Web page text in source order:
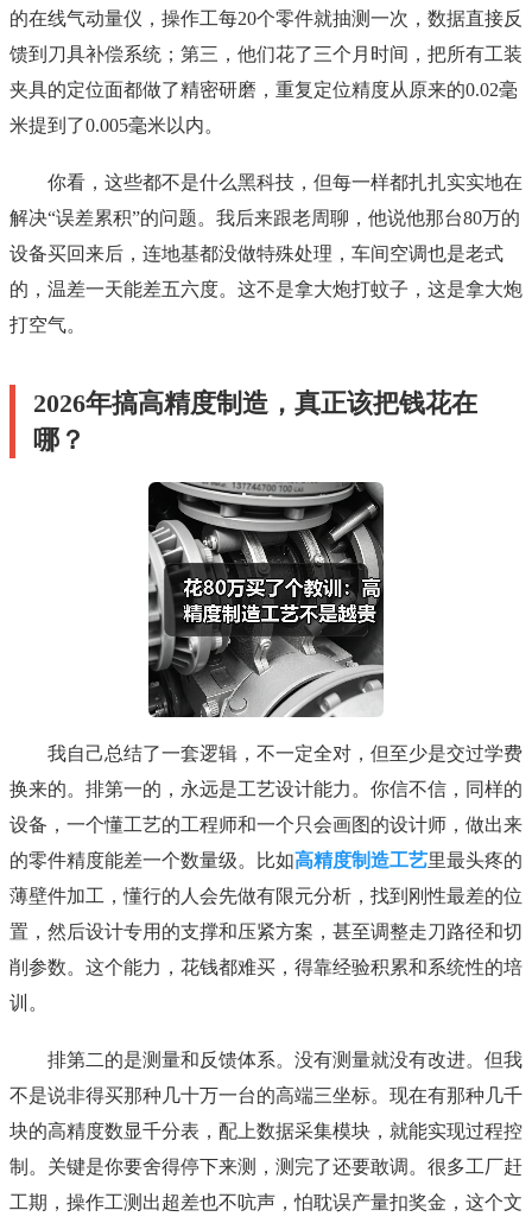
的在线气动量仪，操作工每20个零件就抽测一次，数据直接反
馈到刀具补偿系统；第三，他们花了三个月时间，把所有工装
夹具的定位面都做了精密研磨，重复定位精度从原来的0.02毫
米提到了0.005毫米以内。
你看，这些都不是什么黑科技，但每一样都扎扎实实地在
解决“误差累积”的问题。我后来跟老周聊，他说他那台80万的
设备买回来后，连地基都没做特殊处理，车间空调也是老式
的，温差一天能差五六度。这不是拿大炮打蚊子，这是拿大炮
打空气。
2026年搞高精度制造，真正该把钱花在
哪？
我自己总结了一套逻辑，不一定全对，但至少是交过学费
换来的。排第一的，永远是工艺设计能力。你信不信，同样的
设备，一个懂工艺的工程师和一个只会画图的设计师，做出来
的零件精度能差一个数量级。比如高精度制造工艺里最头疼的
薄壁件加工，懂行的人会先做有限元分析，找到刚性最差的位
置，然后设计专用的支撑和压紧方案，甚至调整走刀路径和切
削参数。这个能力，花钱都难买，得靠经验积累和系统性的培
训。
排第二的是测量和反馈体系。没有测量就没有改进。但我
不是说非得买那种几十万一台的高端三坐标。现在有那种几千
块的高精度数显千分表，配上数据采集模块，就能实现过程控
制。关键是你要舍得停下来测，测完了还要敢调。很多工厂赶
工期，操作工测出超差也不吭声，怕耽误产量扣奖金，这个文